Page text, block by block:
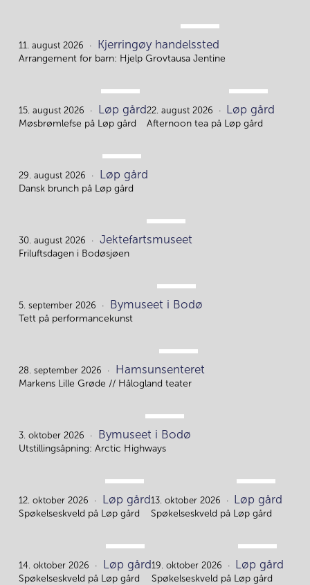
11.
11. august 2026 Kjerringøy handelssted
Arrangement for barn: Hjelp Grovtausa Jentine
15.
15. august 2026 Løp gård
Møsbrømlefse på Løp gård
22.
22. august 2026 Løp gård
Afternoon tea på Løp gård
29.
29. august 2026 Løp gård
Dansk brunch på Løp gård
30.
30. august 2026 Jektefartsmuseet
Friluftsdagen i Bodøsjøen
5.
5. september 2026 Bymuseet i Bodø
Tett på performancekunst
28.
28. september 2026 Hamsunsenteret
Markens Lille Grøde // Hålogland teater
3.
3. oktober 2026 Bymuseet i Bodø
Utstillingsåpning: Arctic Highways
12.
12. oktober 2026 Løp gård
Spøkelseskveld på Løp gård
13.
13. oktober 2026 Løp gård
Spøkelseskveld på Løp gård
14.
14. oktober 2026 Løp gård
Spøkelseskveld på Løp gård
19.
19. oktober 2026 Løp gård
Spøkelseskveld på Løp gård